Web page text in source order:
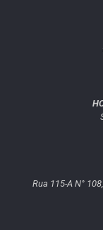
Rua 115-A N°